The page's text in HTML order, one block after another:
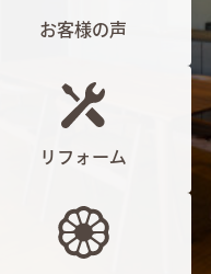
お客様の声
リフォーム